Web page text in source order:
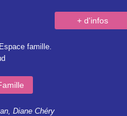
+ d'infos
famille.
Diane Chéry